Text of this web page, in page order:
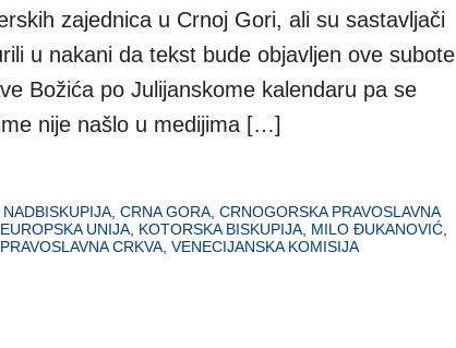
zajednica u Crnoj Gori, ali su sastavljači
u nakani da tekst bude objavljen ove subote
Božića po Julijanskome kalendaru pa se
nije našlo u medijima […]
NADBISKUPIJA CRNA GORA CRNOGORSKA PRAVOSLAVNA
EUROPSKA UNIJA KOTORSKA BISKUPIJA MILO ĐUKANOVIĆ
CRKVA VENECIJANSKA KOMISIJA